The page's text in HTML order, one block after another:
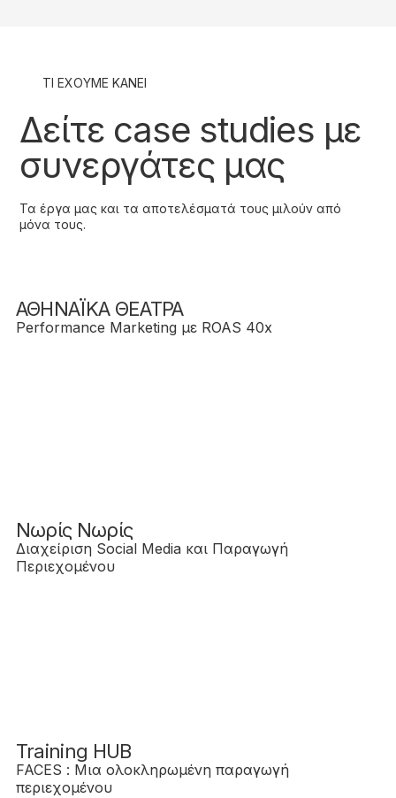
ΤΙ ΕΧΟΥΜΕ ΚΑΝΕΙ
Δείτε case studies με
συνεργάτες μας
Τα έργα μας και τα αποτελέσματά τους μιλούν από
μόνα τους.
ΑΘΗΝΑΪΚΑ ΘΕΑΤΡΑ
Performance Marketing με ROAS 40x
Νωρίς Νωρίς
Διαχείριση Social Media και Παραγωγή
Περιεχομένου
Training HUB
FACES : Μια ολοκληρωμένη παραγωγή
περιεχομένου